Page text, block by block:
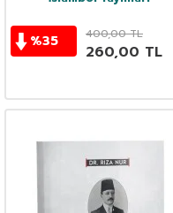
%35 400,00TL
260,00 TL